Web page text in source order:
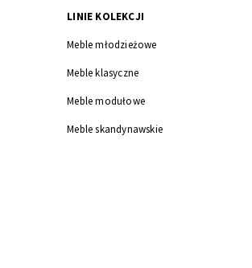
LINIE KOLEKCJI
Meble młodzieżowe
Meble klasyczne
Meble modułowe
Meble skandynawskie